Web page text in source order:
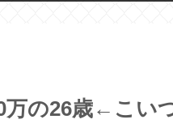
万の26歳←こい